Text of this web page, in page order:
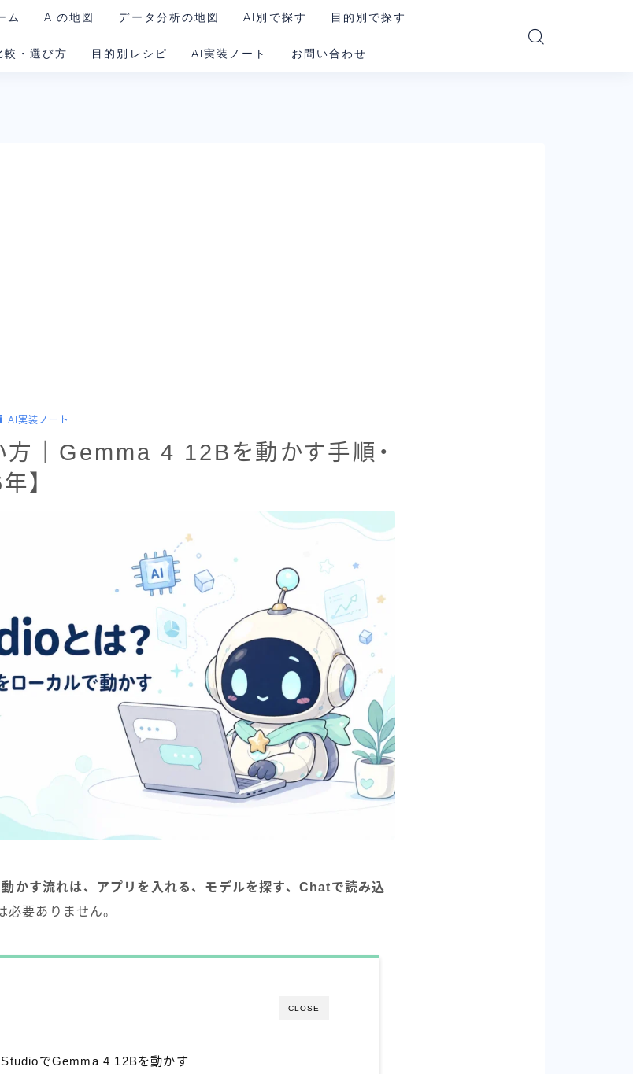
ム AIの地図 データ分析の地図 AI別で探す
ChatGPT
目的別で探す
読む・要約AI
較・選び方 目的別レシピ AI実装ノート お問い合わせ
AI実装ノート
｜Gemma 4 12Bを動かす手順・
】
かす流れは、アプリを入れる、モデルを探す、Chatで読み込
必要ありません。
CLOSE
でGemma 4 12Bを動かす